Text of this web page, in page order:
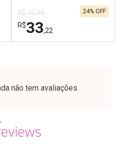
Por R$ 51,02/cada
R$ 43,99
R$33,22
24% OFF
Laboratório
Por Menos
não tem avaliações